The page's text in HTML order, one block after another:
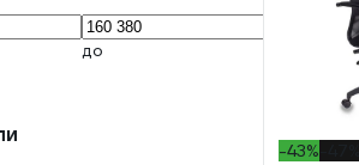
до
-43%